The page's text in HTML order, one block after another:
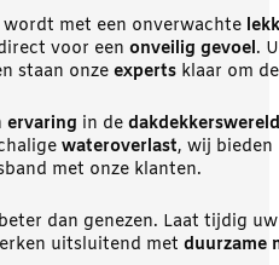
met een onverwachte
voor een onveilig gevoel.
staan onze experts klaar om
ervaring in de dakdekkerswereld
wateroverlast, wij
met onze klanten.
dan genezen. Laat tijdig
uitsluitend met duurzame